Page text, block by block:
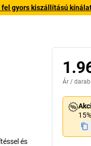
fel gyors kiszállítású
és
Ár / darab